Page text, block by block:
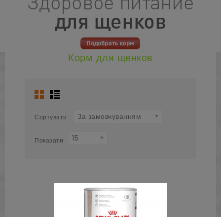
Корм для щенков
Сортувати: За замовчуванням
Показати 15